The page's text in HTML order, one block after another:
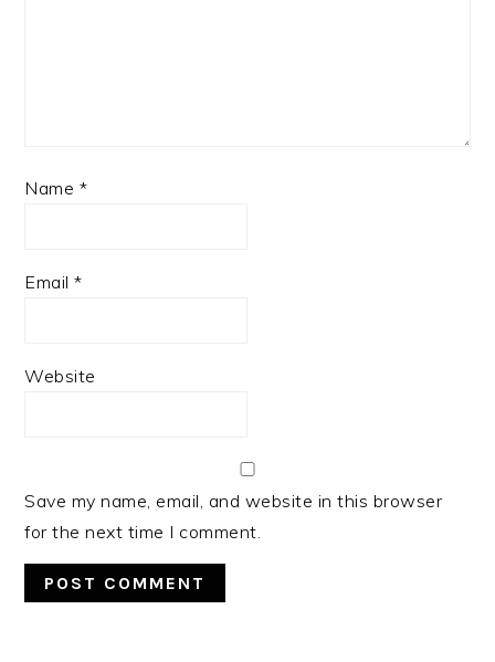
Name *
Email*
Website
Save my name, email, and website in this browser
for the next time I comment.